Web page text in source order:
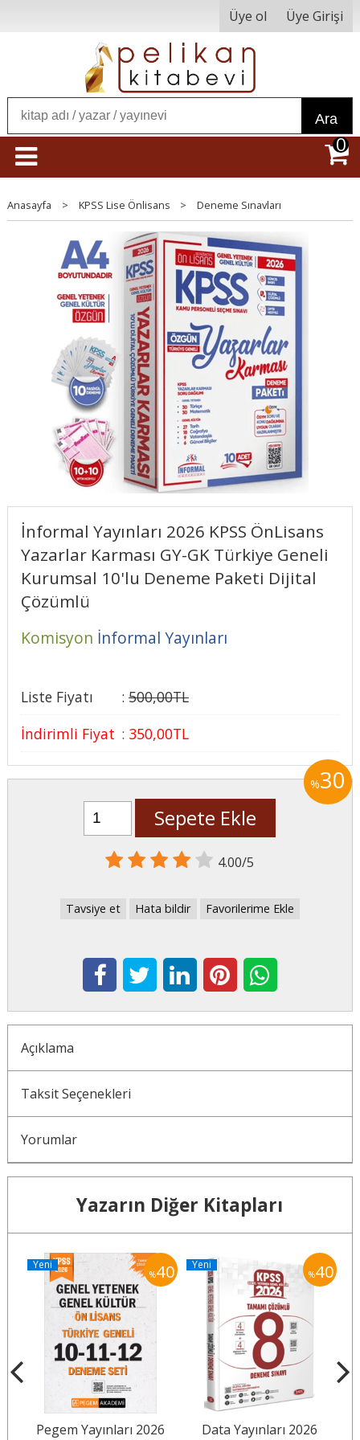
Üye ol Üye Girişi
Ara
0
Anasayfa > KPSS Lise Önlisans > Deneme Sınavları
İnformal Yayınları 2026 KPSS ÖnLisans
Yazarlar Karması GY-GK Türkiye Geneli
Kurumsal 10'lu Deneme Paketi Dijital
Çözümlü
Komisyon İnformal Yayınları
Liste Fiyatı : 500,00TL
İndirimli Fiyat : 350,00TL
%30
Sepete Ekle
4.00/5
Tavsiye et Hata bildir Favorilerime Ekle
Açıklama
Taksit Seçenekleri
Yorumlar
Yazarın Diğer Kitapları
%40
Yeni
Pegem Yayınları 2026
%40
Yeni
Data Yayınları 2026